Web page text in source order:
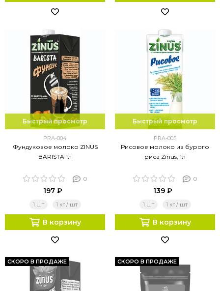
Быстрый просмотр
PRA-004
Фундуковое молоко ZINUS
BARISTA 1л
0
197 ₽
1 шт 1 кг / шт
В корзину
Быстрый просмотр
PRA-005
Рисовое молоко из бурого
риса Zinus, 1л
0
139 ₽
1 шт 1 кг / шт
В корзину
СКОРО В ПРОДАЖЕ СКОРО В ПРОДАЖЕ